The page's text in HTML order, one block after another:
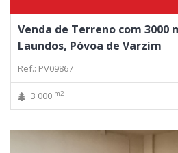
Venda de Terreno com 3000
Laundos, Póvoa de Varzim
Ref.: PV09867
3 000 m2